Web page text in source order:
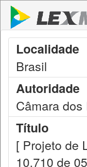
Localidade
Brasil
Autoridade
Câmara
Título
[ Projeto de
10.710 de